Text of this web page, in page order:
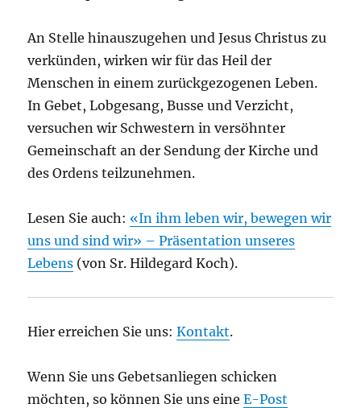
An Stelle hinauszugehen und Jesus Christus zu
verkünden, wirken wir für das Heil der
Menschen in einem zurückgezogenen Leben.
In Gebet, Lobgesang, Busse und Verzicht,
versuchen wir Schwestern in versöhnter
Gemeinschaft an der Sendung der Kirche und
des Ordens teilzunehmen.
Lesen Sie auch: «In ihm leben wir, bewegen wir
uns und sind wir» – Präsentation unseres
Lebens (von Sr. Hildegard Koch).
Hier erreichen Sie uns:Kontakt.
Wenn Sie uns Gebetsanliegen schicken
möchten, so können Sie uns eineE-Post